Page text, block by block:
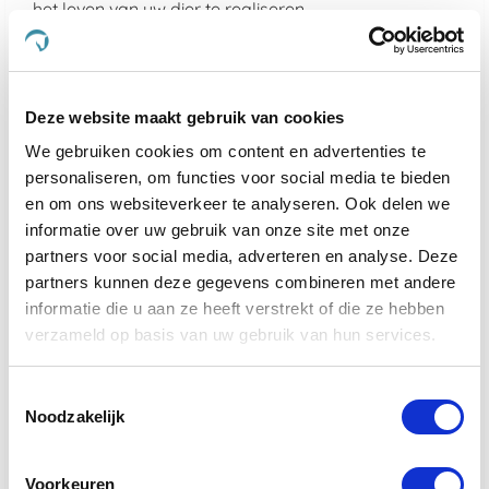
Deze website maakt gebruik van cookies
We gebruiken cookies om content en advertenties te
personaliseren, om functies voor social media te bieden
en om ons websiteverkeer te analyseren. Ook delen we
informatie over uw gebruik van onze site met onze
partners voor social media, adverteren en analyse. Deze
partners kunnen deze gegevens combineren met andere
informatie die u aan ze heeft verstrekt of die ze hebben
verzameld op basis van uw gebruik van hun services.
Noodzakelijk
Voorkeuren
het leven van uw dier te realiseren.
Kies voor de kwaliteit van De Paardendrogist en
Dursy Dog en ervaar zelf de voordelen van onze
verdient immers niets minder dan het beste, en dat is
precies wat wij bieden.
Wat maakt De Paardendrogist uniek in
de markt voor paardensupplementen?
De Paardendrogist onderscheidt zich door zijn
toewijding aan kwaliteit en innovatie in de
gezondheidszorg van paarden. Met jarenlange
ervaring en een diepe kennis van paardenvoeding
en -welzijn, ontwikkelt De Paardendrogist
specifieke behoeften van paarden. Van verbetering
zorgvuldig geselecteerde ingrediënten om